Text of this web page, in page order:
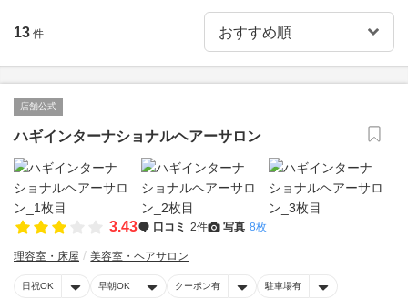
13 件
店舗公式
ハギインターナショナルヘアーサロン
3.43 口コミ 2件 写真 8枚
理容室・床屋 美容室・ヘアサロン
日祝OK 早朝OK クーポン有 駐車場有